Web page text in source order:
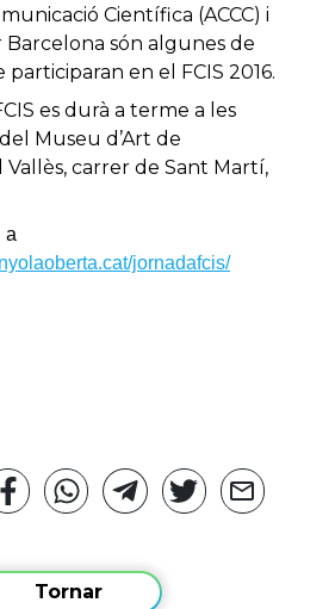
Científica (ACCC) i
són algunes de
participaran en el FCIS 2016.
es durà a terme a les
Museu d’Art de
carrer de Sant Martí,
a
jornadafcis/
Tornar